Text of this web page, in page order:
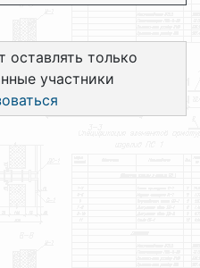
оставлять только
участники